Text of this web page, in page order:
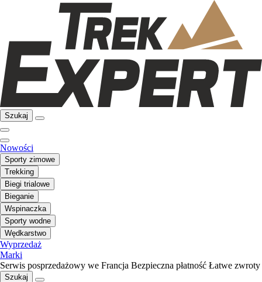
Szukaj
Nowości
Sporty zimowe
Trekking
Biegi trialowe
Bieganie
Wspinaczka
Sporty wodne
Wędkarstwo
Wyprzedaż
Marki
Serwis posprzedażowy we Francja Bezpieczna płatność Łatwe zwroty
Szukaj